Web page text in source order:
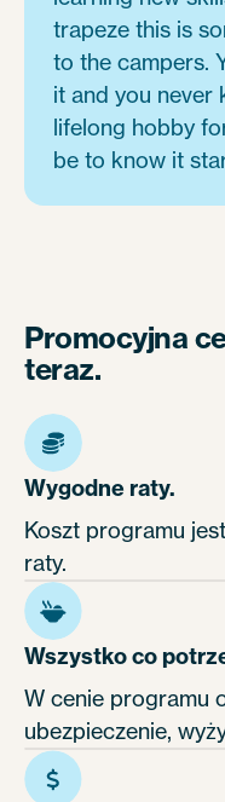
trapeze this is
to the campers.
it and you never
lifelong hobby
be to know it
Promocyjna
teraz.
Wygodne raty.
Koszt programu
raty.
Wszystko co
W cenie programu
ubezpieczenie,